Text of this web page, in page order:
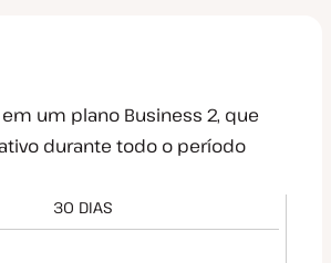
um plano Business 2, que
durante todo o período
30 DIAS